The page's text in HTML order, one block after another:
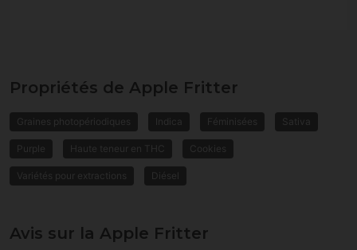
Propriétés de Apple Fritter
Graines photopériodiques Indica Féminisées Sativa
Purple Haute teneur en THC Cookies
Variétés pour extractions Diésel
Avis sur la Apple Fritter